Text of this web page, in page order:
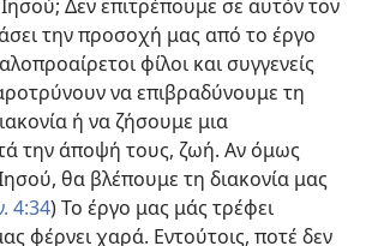
Δεν επιτρέπουμε σε αυτόν τον
την προσοχή μας από το έργο
φίλοι και συγγενείς
να επιβραδύνουμε τη
ή να ζήσουμε μια
την άποψή τους, ζωή. Αν όμως
θα βλέπουμε τη διακονία μας
4:34) Το έργο μας μάς τρέφει
φέρνει χαρά. Εντούτοις, ποτέ δεν